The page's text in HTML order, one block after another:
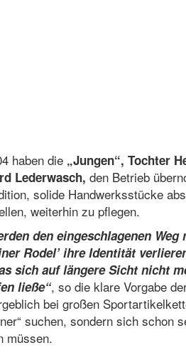
haben die „Jungen“, Tochter
Lederwasch, den Betrieb
solide Handwerksstücke
weiterhin zu pflegen.
den eingeschlagenen
Rodel’ ihre Identität
sich auf längere Sicht nicht
ließe“, so die klare Vorgabe
bei großen
suchen, sondern sich schon
müssen.